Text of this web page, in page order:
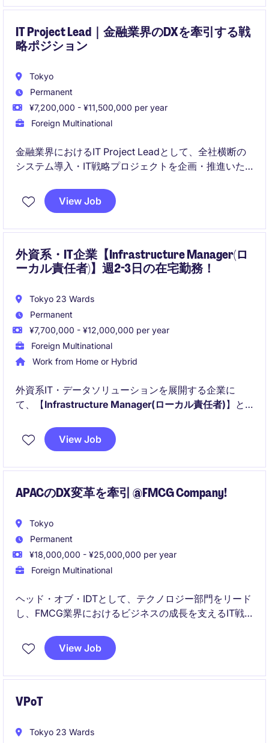
IT Project Lead｜金融業界のDXを牽引する戦
略ポジション
Tokyo
Permanent
¥7,200,000 - ¥11,500,000 per year
Foreign Multinational
金融業界におけるIT Project Leadとして、全社横断の
システム導入・IT戦略プロジェクトを企画・推進いた
ビジネス部門やIT部門と連携し、経営視点で最適なソ
View Job
外資系・IT企業【Infrastructure Manager(ロ
ーカル責任者)】週2-3日の在宅勤務！
Tokyo 23 Wards
Permanent
¥7,700,000 - ¥12,000,000 per year
Foreign Multinational
Work from Home or Hybrid
外資系IT・データソリューションを​展開する企業に
て、【Infrastructure Manager(ローカル責任者)】と
View Job
APACのDX変革を牽引 @FMCG Company!
Tokyo
Permanent
¥18,000,000 - ¥25,000,000 per year
Foreign Multinational
ヘッド・オブ・IDTとして、テクノロジー部門をリード
し、FMCG業界におけるビジネスの成長を支えるIT戦
組織全体のITインフラおよびデジタル変革を最適化す
る役割を担います。
View Job
VPoT
Tokyo 23 Wards